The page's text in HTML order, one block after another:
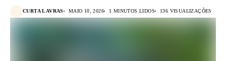
CURTA LAVRAS MAIO 10, 2026 1 MINUTOS LIDOS 136 VISUALIZAÇÕES